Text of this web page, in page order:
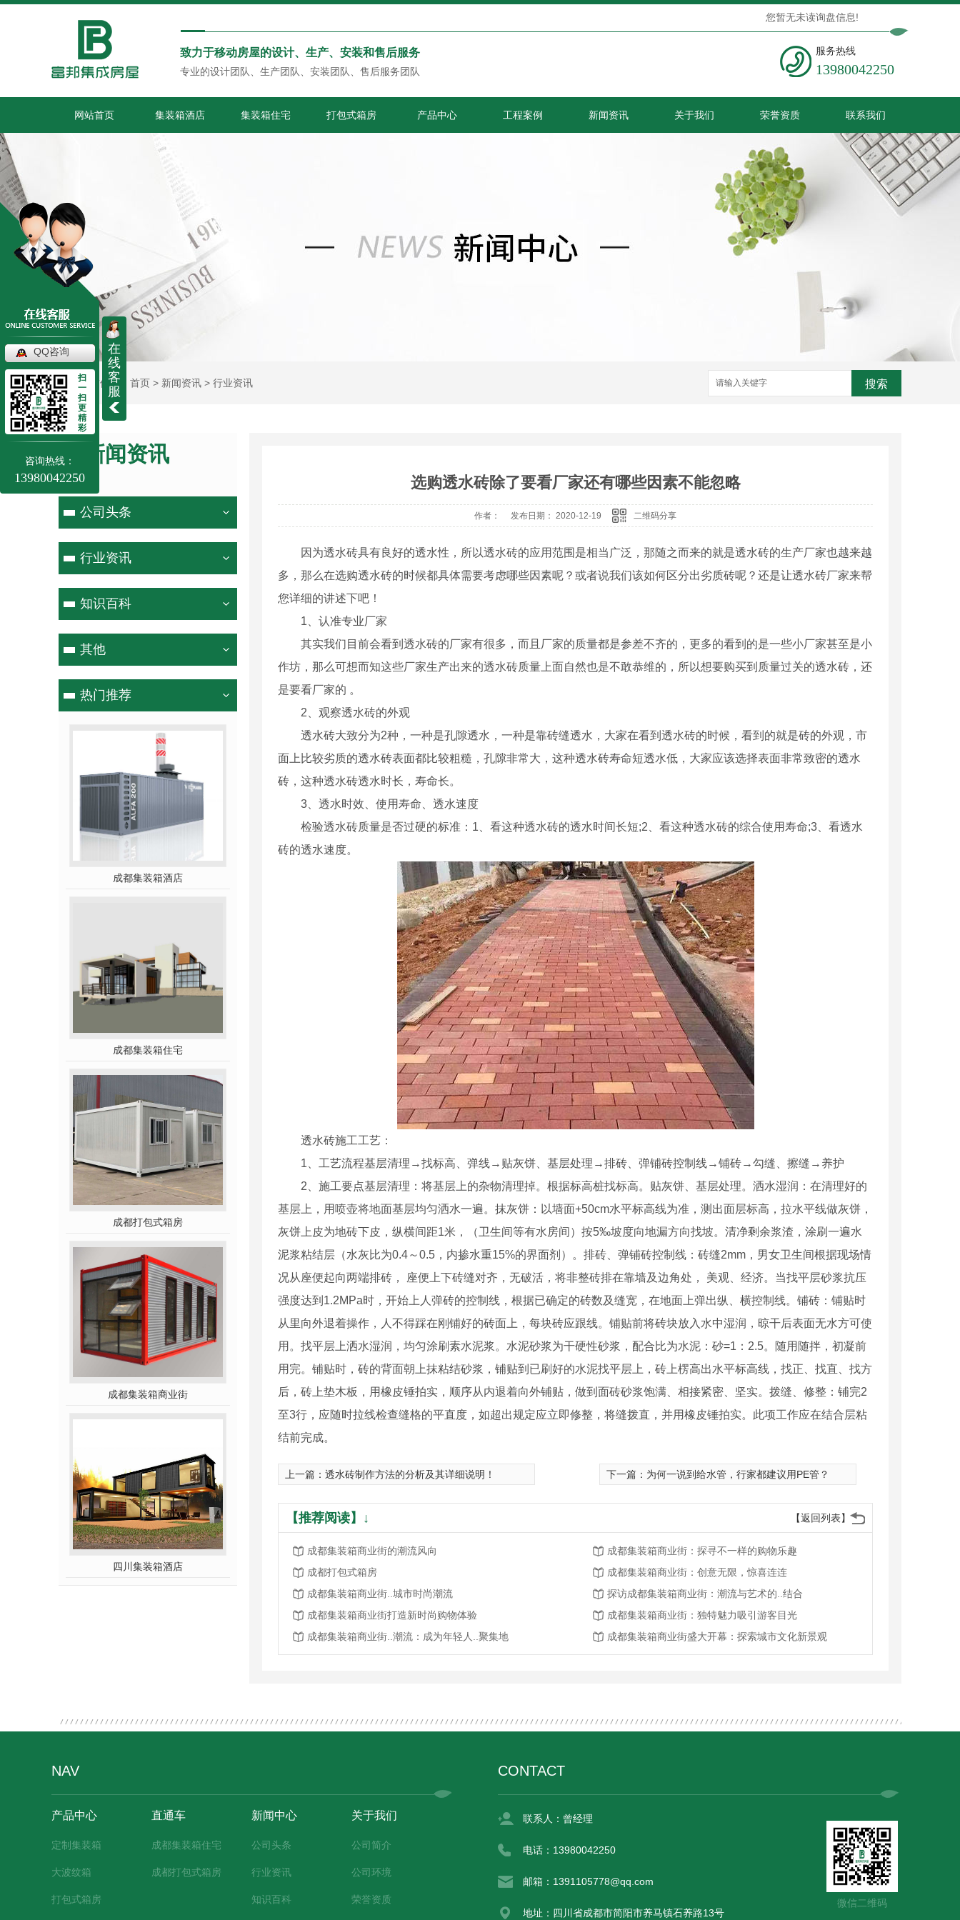
致力于移动房屋的设计、生产、安装和售后服务
专业的设计团队、生产团队、安装团队、售后服务团队
服务热线
13980042250
您暂无未读询盘信息!
网站首页 集装箱酒店 集装箱住宅 打包式箱房 产品中心 工程案例 新闻资讯 关于我们 荣誉资质 联系我们
当前位置： 首页 > 新闻资讯 > 行业资讯 搜索
新闻资讯
NEWS
公司头条
行业资讯
知识百科
其他
热门推荐
成都集装箱酒店
成都集装箱住宅
成都打包式箱房
成都集装箱商业街
四川集装箱酒店
选购透水砖除了要看厂家还有哪些因素不能忽略
作者： 发布日期： 2020-12-19 二维码分享
因为透水砖具有良好的透水性，所以透水砖的应用范围是相当广泛，那随之而来的就是透水砖的生产厂家也越来越
多，那么在选购透水砖的时候都具体需要考虑哪些因素呢？或者说我们该如何区分出劣质砖呢？还是让透水砖厂家来帮
您详细的讲述下吧！
1、认准专业厂家
其实我们目前会看到透水砖的厂家有很多，而且厂家的质量都是参差不齐的，更多的看到的是一些小厂家甚至是小
作坊，那么可想而知这些厂家生产出来的透水砖质量上面自然也是不敢恭维的，所以想要购买到质量过关的透水砖，还
是要看厂家的 。
2、观察透水砖的外观
透水砖大致分为2种，一种是孔隙透水，一种是靠砖缝透水，大家在看到透水砖的时候，看到的就是砖的外观，市
面上比较劣质的透水砖表面都比较粗糙，孔隙非常大，这种透水砖寿命短透水低，大家应该选择表面非常致密的透水
砖，这种透水砖透水时长，寿命长。
3、透水时效、使用寿命、透水速度
检验透水砖质量是否过硬的标准：1、看这种透水砖的透水时间长短;2、看这种透水砖的综合使用寿命;3、看透水
砖的透水速度。
透水砖施工工艺：
1、工艺流程基层清理→找标高、弹线→贴灰饼、基层处理→排砖、弹铺砖控制线→铺砖→勾缝、擦缝→养护
2、施工要点基层清理：将基层上的杂物清理掉。根据标高桩找标高。贴灰饼、基层处理。洒水湿润：在清理好的
基层上，用喷壶将地面基层均匀洒水一遍。抹灰饼：以墙面+50cm水平标高线为准，测出面层标高，拉水平线做灰饼，
灰饼上皮为地砖下皮，纵横间距1米，（卫生间等有水房间）按5‰坡度向地漏方向找坡。清净剩余浆渣，涂刷一遍水
泥浆粘结层（水灰比为0.4～0.5，内掺水重15%的界面剂）。排砖、弹铺砖控制线：砖缝2mm，男女卫生间根据现场情
况从座便起向两端排砖， 座便上下砖缝对齐，无破活，将非整砖排在靠墙及边角处， 美观、经济。当找平层砂浆抗压
强度达到1.2MPa时，开始上人弹砖的控制线，根据已确定的砖数及缝宽，在地面上弹出纵、横控制线。铺砖：铺贴时
从里向外退着操作，人不得踩在刚铺好的砖面上，每块砖应跟线。铺贴前将砖块放入水中湿润，晾干后表面无水方可使
用。找平层上洒水湿润，均匀涂刷素水泥浆。水泥砂浆为干硬性砂浆，配合比为水泥：砂=1：2.5。随用随拌，初凝前
用完。铺贴时，砖的背面朝上抹粘结砂浆，铺贴到已刷好的水泥找平层上，砖上楞高出水平标高线，找正、找直、找方
后，砖上垫木板，用橡皮锤拍实，顺序从内退着向外铺贴，做到面砖砂浆饱满、相接紧密、坚实。拨缝、修整：铺完2
至3行，应随时拉线检查缝格的平直度，如超出规定应立即修整，将缝拨直，并用橡皮锤拍实。此项工作应在结合层粘
结前完成。
上一篇： 透水砖制作方法的分析及其详细说明！ 下一篇： 为何一说到给水管，行家都建议用PE管？
【返回列表】
【推荐阅读】↓
成都集装箱商业街的潮流风向
成都集装箱商业街：探寻不一样的购物乐趣
成都打包式箱房
成都集装箱商业街：创意无限，惊喜连连
成都集装箱商业街..城市时尚潮流
探访成都集装箱商业街：潮流与艺术的..结合
成都集装箱商业街打造新时尚购物体验
成都集装箱商业街：独特魅力吸引游客目光
成都集装箱商业街..潮流：成为年轻人..聚集地
成都集装箱商业街盛大开幕：探索城市文化新景观
NAV
产品中心
定制集装箱
大波纹箱
打包式箱房
直通车
成都集装箱住宅
成都打包式箱房
新闻中心
公司头条
行业资讯
知识百科
关于我们
公司简介
公司环境
荣誉资质
CONTACT
联系人：曾经理
电话：13980042250
邮箱：1391105778@qq.com
地址：四川省成都市简阳市养马镇石养路13号
微信二维码
在
线
客
服
QQ咨询
扫
一
扫
更
精
彩
咨询热线：
13980042250